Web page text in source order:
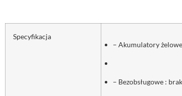
Specyfikacja
– Akumulatory
– Bezobsługowe :